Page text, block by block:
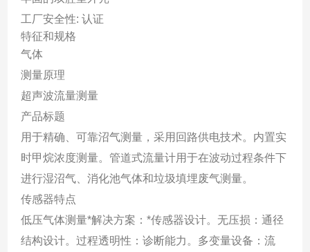
工厂安全性: 认证
特征和规格
气体
测量原理
超声波流量测量
产品标题
用于精确、可靠沼气测量，采用回路供电技术。内置实
时甲烷浓度测量。管道式流量计用于在波动过程条件下
进行湿沼气、消化池气体和垃圾填埋废气测量。
传感器特点
低压气体测量*解决方案：*传感器设计。无压损：通径
结构设计。过程透明性：诊断能力。多变量设备：流